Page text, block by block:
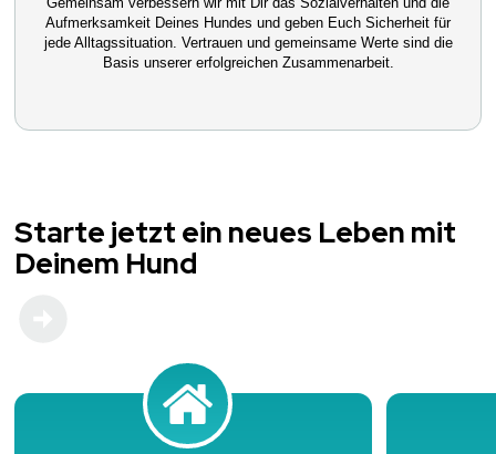
Aufmerksamkeit Deines Hundes und geben Euch Sicherheit für
jede Alltagssituation. Vertrauen und gemeinsame Werte sind die
Basis unserer erfolgreichen Zusammenarbeit.
Starte jetzt ein neues Leben mit
Deinem Hund